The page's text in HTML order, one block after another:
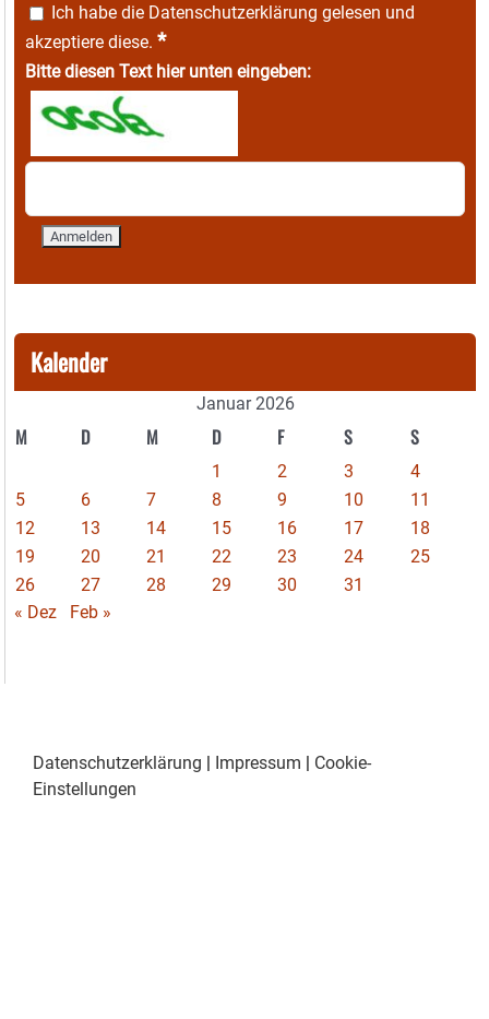
Ich habe die Datenschutzerklärung gelesen und
akzeptiere diese. *
Bitte diesen Text hier unten eingeben:
Kalender
Januar 2026
M D M D F S S
1 2 3
4
5
6 7 8 9 10
11
12
13 14 15 16 17
18
19
20 21 22 23 24
25
26
27 28 29 30
31
« Dez
Feb »
Datenschutzerklärung | Impressum | Cookie-
Einstellungen